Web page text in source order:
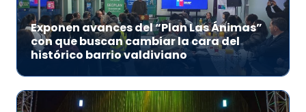
Exponen avances del “Plan Las Ánimas”
con que buscan cambiar la cara del
histórico barrio valdiviano